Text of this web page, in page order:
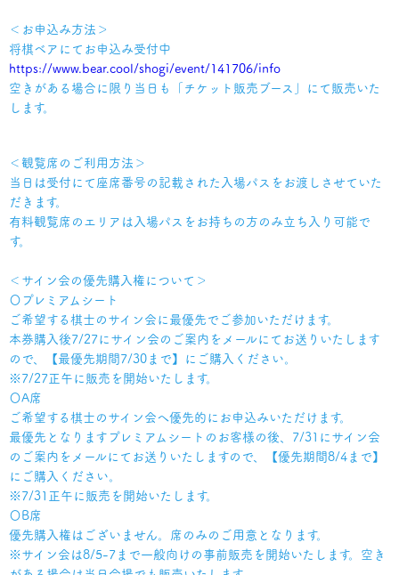
＜お申込み方法＞
将棋ベアにてお申込み受付中
https://www.bear.cool/shogi/event/141706/info
空きがある場合に限り当日も「チケット販売ブース」にて販売いた
します。
＜観覧席のご利用方法＞
当日は受付にて座席番号の記載された入場パスをお渡しさせていた
だきます。
有料観覧席のエリアは入場パスをお持ちの方のみ立ち入り可能で
す。
＜サイン会の優先購入権について＞
〇プレミアムシート
ご希望する棋士のサイン会に最優先でご参加いただけます。
本券購入後7/27にサイン会のご案内をメールにてお送りいたします
ので、【最優先期間7/30まで】にご購入ください。
※7/27正午に販売を開始いたします。
〇A席
ご希望する棋士のサイン会へ優先的にお申込みいただけます。
最優先となりますプレミアムシートのお客様の後、7/31にサイン会
のご案内をメールにてお送りいたしますので、【優先期間8/4まで】
にご購入ください。
※7/31正午に販売を開始いたします。
〇B席
優先購入権はございません。席のみのご用意となります。
※サイン会は8/5-7まで一般向けの事前販売を開始いたします。空き